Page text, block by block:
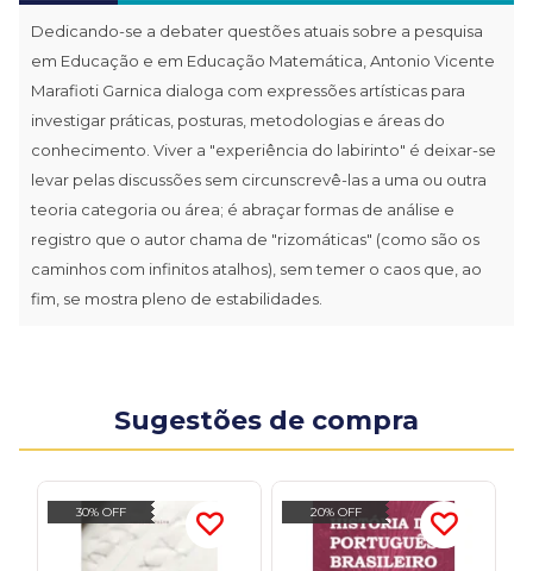
Dedicando-se a debater questões atuais sobre a pesquisa
em Educação e em Educação Matemática, Antonio Vicente
Marafioti Garnica dialoga com expressões artísticas para
investigar práticas, posturas, metodologias e áreas do
conhecimento. Viver a "experiência do labirinto" é deixar-se
levar pelas discussões sem circunscrevê-las a uma ou outra
teoria categoria ou área; é abraçar formas de análise e
registro que o autor chama de "rizomáticas" (como são os
caminhos com infinitos atalhos), sem temer o caos que, ao
fim, se mostra pleno de estabilidades.
Sugestões de compra
30% OFF 20% OFF